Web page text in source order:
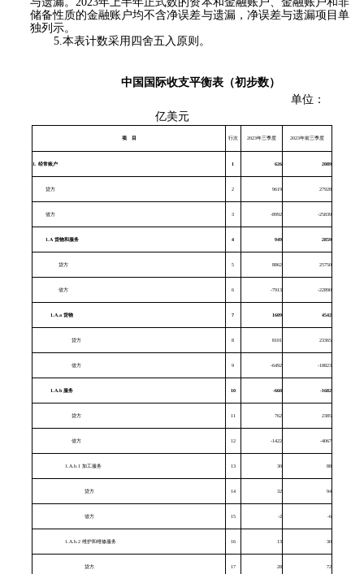
储备性质的金融账户均不含净误差与遗漏，净误差与遗漏项目单
独列示。
5.本表计数采用四舍五入原则。
中国国际收支平衡表（初步数）
单位：
亿美元
项 目 行次 2023年三季度 2023年前三季度
1.经常账户 1 626 2089
贷方 2 9619 27928
借方 3 -8992 -25839
1.A货物和服务 4 949 2859
贷方 5 8862 25750
借方 6 -7913 -22890
1.A.a货物 7 1609 4542
贷方 8 8101 23365
借方 9 -6492 -18823
1.A.b 服务 10 -660 -1682
贷方 11 762 2385
借方 12 -1422 -4067
1.A.b.1 加工服务 13 30 88
贷方 14 32 94
借方 15 -2 -6
1.A.b.2 维护和维修服务 16 13 30
贷方 17 28 72